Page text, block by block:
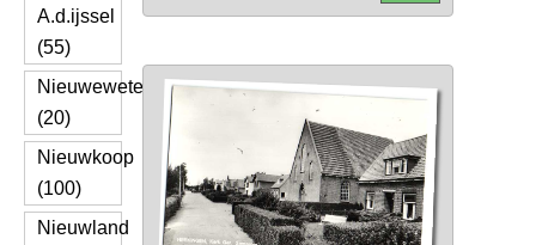
A.d.ijssel
(55)
Nieuwewetering
(20)
Nieuwkoop
(100)
Nieuwland